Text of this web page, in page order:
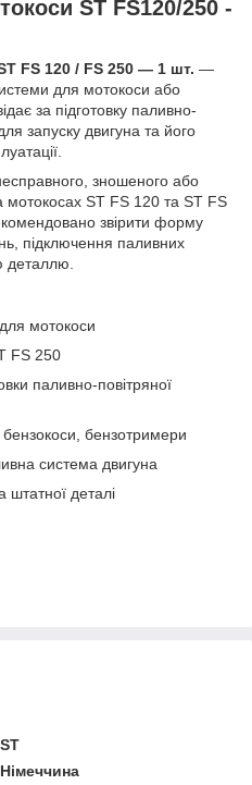
ST FS120/250 -
FS 120 / FS 250 — 1 шт. —
для мотокоси або
за підготовку паливно-
запуску двигуна та його
зношеного або
ST FS 120 та ST FS
звірити форму
підключення паливних
деталлю.
мотокоси
FS 250
паливно-повітряної
бензотримери
система двигуна
штатної деталі
ST
Німеччина